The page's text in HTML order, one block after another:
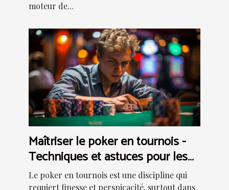
moteur de...
Maîtriser le poker en tournois -
Techniques et astuces pour les
structures deep stack
Le poker en tournois est une discipline qui
requiert finesse et perspicacité, surtout dans